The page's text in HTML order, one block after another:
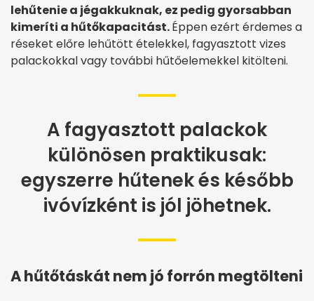
lehűtenie a jégakkuknak, ez pedig gyorsabban
kimeríti a hűtőkapacitást.Éppen ezért érdemes a
réseket előre lehűtött ételekkel, fagyasztott vizes
palackokkal vagy további hűtőelemekkel kitölteni.
A fagyasztott palackok
különösen praktikusak:
egyszerre hűtenek és később
ivóvízként is jól jöhetnek.
A hűtőtáskát nem jó forrón megtölteni